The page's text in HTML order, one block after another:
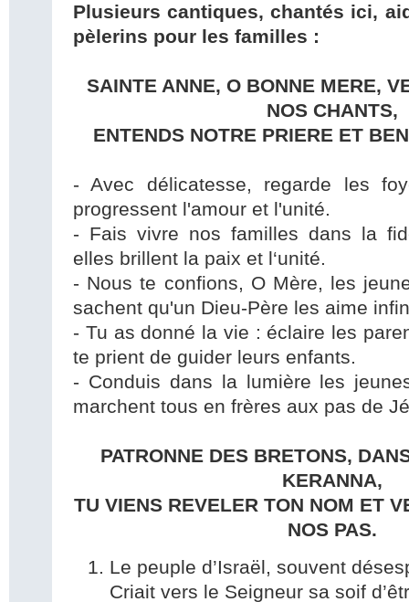
Plusieurs cantiques, chantés ici,
pèlerins pour les familles :
SAINTE ANNE, O BONNE MERE,
NOS CHANTS,
ENTENDS NOTRE PRIERE ET
- Avec délicatesse, regarde les
progressent l'amour et l'unité.
- Fais vivre nos familles dans la
elles brillent la paix et l‘unité.
- Nous te confions, O Mère, les
sachent qu'un Dieu-Père les aime
- Tu as donné la vie : éclaire les
te prient de guider leurs enfants.
- Conduis dans la lumière les
marchent tous en frères aux pas de
PATRONNE DES BRETONS,
KERANNA,
TU VIENS REVELER TON NOM ET
NOS PAS.
Le peuple d’Israël, souvent
Criait vers le Seigneur sa soif